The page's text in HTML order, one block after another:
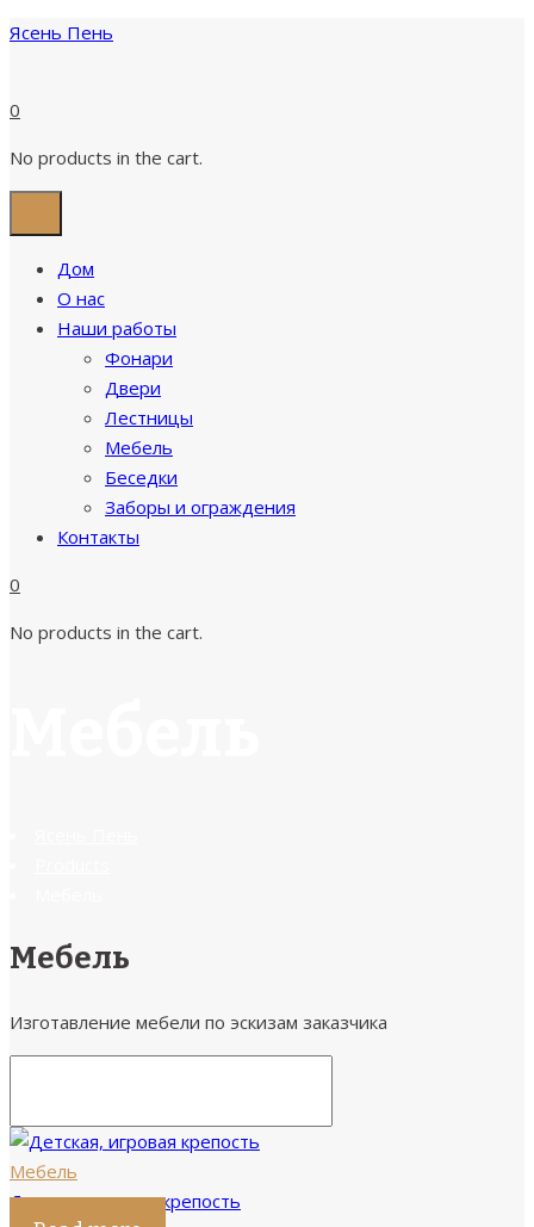
Ясень Пень
0
No products in the cart.
Дом
О нас
Наши работы
Фонари
Двери
Лестницы
Мебель
Беседки
Заборы и ограждения
Контакты
0
No products in the cart.
Мебель
Изготавление мебели по эскизам заказчика
Мебель
Детская, игровая крепость